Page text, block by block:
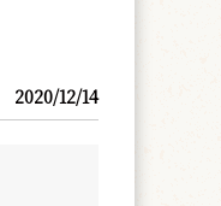
2020/12/14